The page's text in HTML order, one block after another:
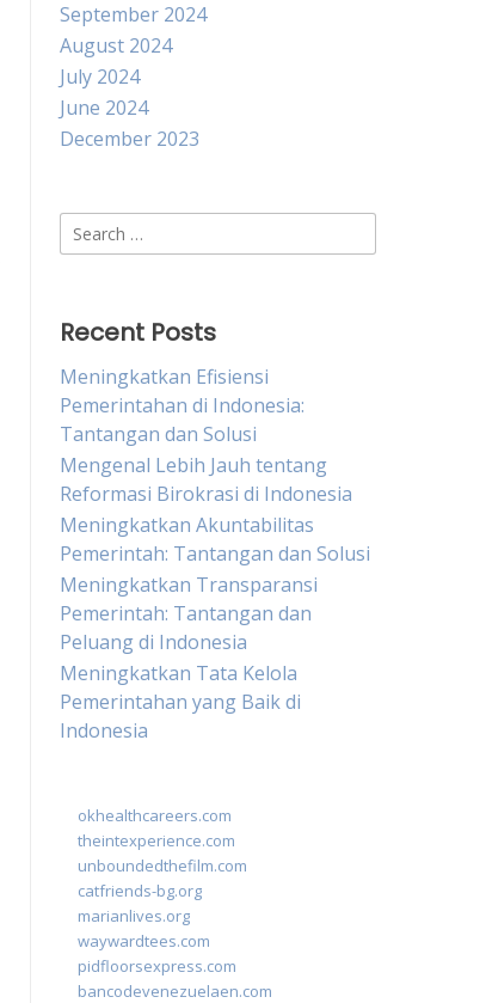
September 2024
August 2024
July 2024
June 2024
December 2023
Search
for:
Recent Posts
Meningkatkan Efisiensi
Pemerintahan di Indonesia:
Tantangan dan Solusi
Mengenal Lebih Jauh tentang
Reformasi Birokrasi di Indonesia
Meningkatkan Akuntabilitas
Pemerintah: Tantangan dan Solusi
Meningkatkan Transparansi
Pemerintah: Tantangan dan
Peluang di Indonesia
Meningkatkan Tata Kelola
Pemerintahan yang Baik di
Indonesia
okhealthcareers.com
theintexperience.com
unboundedthefilm.com
catfriends-bg.org
marianlives.org
waywardtees.com
pidfloorsexpress.com
bancodevenezuelaen.com